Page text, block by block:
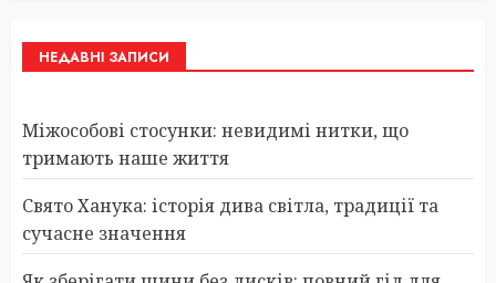
НЕДАВНІ ЗАПИСИ
Міжособові стосунки: невидимі нитки, що
тримають наше життя
Свято Ханука: історія дива світла, традиції та
сучасне значення